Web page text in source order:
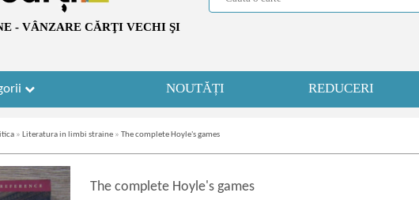
- VÂNZARE CĂRŢI VECHI ŞI
NOUTĂȚI REDUCERI
» Literatura in limbi straine » The complete Hoyle's games
The complete Hoyle's games